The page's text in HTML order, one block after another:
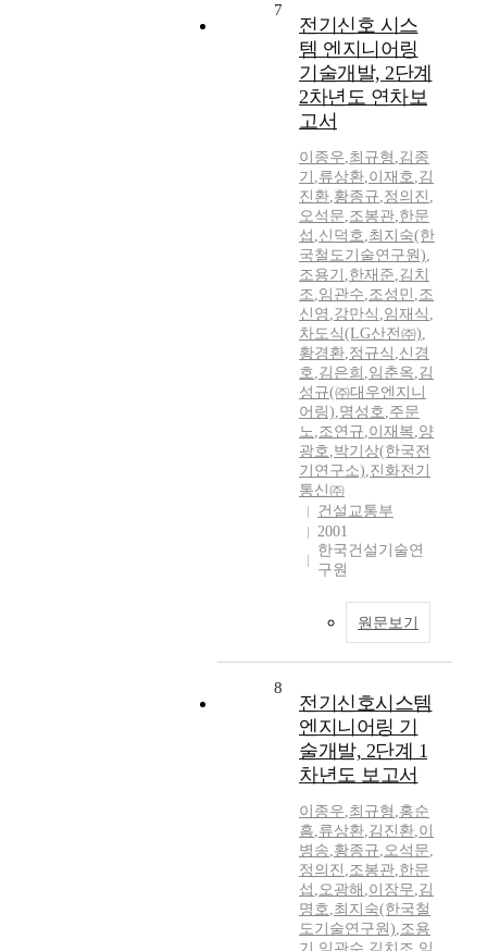
7
전기신호 시스
템 엔지니어링
기술개발, 2단계
2차년도 연차보
고서
이종우,최규형 ,김종
기 ,류상환,이재호,김
진환,황종규,정의진 ,
오석문,조봉관,한문
섭 ,신덕호,최지숙(한
국철도기술연구원),
조용기 ,한재준,김치
조,임관수,조성민 ,조
신영 ,강만식 ,임재식 ,
차도식(LG산전㈜),
황경환,정규식 ,신경
호,김은희 ,임춘옥,김
성규(㈜대우엔지니
어링),명성호,주문
노,조연규,이재복,양
광호,박기상(한국전
기연구소),진화전기
통신㈜
건설교통부
2001
한국건설기술연
구원
원문보기
8
전기신호시스템
엔지니어링 기
술개발, 2단계 1
차년도 보고서
이종우,최규형 ,홍순
흠,류상환,김진환,이
병송,황종규,오석문,
정의진 ,조봉관,한문
섭 ,오광해 ,이장무,김
명호,최지숙(한국철
도기술연구원),조용